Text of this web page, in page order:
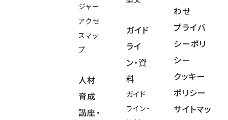
ジャー
アクセ
スマッ
プ
人材
育成
講座・
ガイド
ライ
ン・資
料
ガイド
ライン・
わせ
プライバ
シーポリ
シー
クッキー
ポリシー
サイトマッ